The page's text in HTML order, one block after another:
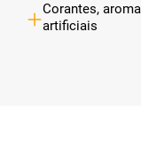
Corantes,
artificiais